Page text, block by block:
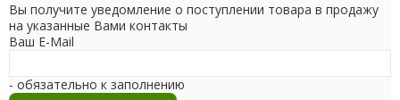
Вы получите уведомление о поступлении товара в продажу
на указанные Вами контакты
Ваш E-Mail
- обязательно к заполнению